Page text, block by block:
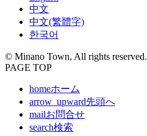
中文
中文(繁體字)
한국어
© Minano Town, All rights reserved.
PAGE TOP
homeホーム
arrow_upward先頭へ
mailお問合せ
search検索